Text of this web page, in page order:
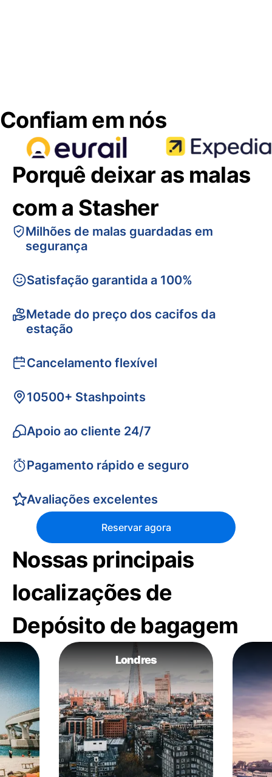
Confiam em nós
Porquê deixar as malas
com a Stasher
Milhões de malas guardadas em
segurança
Satisfação garantida a 100%
Metade do preço dos cacifos da
estação
Cancelamento flexível
10500+ Stashpoints
Apoio ao cliente 24/7
Pagamento rápido e seguro
Avaliações excelentes
Reservar agora
Nossas principais
localizações de
Depósito de bagagem
Londres